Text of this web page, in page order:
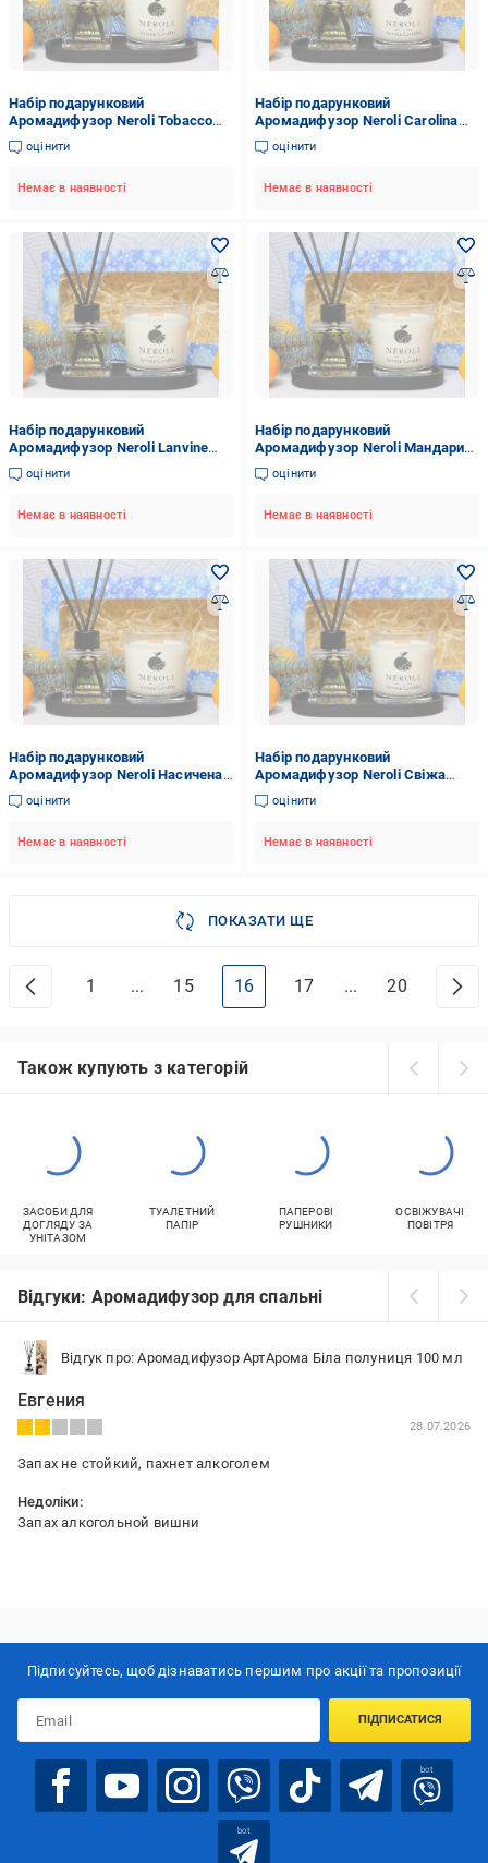
Набір подарунковий
Аромадифузор Neroli Tobacco
Vanille 100 мл/соєва
аромасвічка Бібліотека 200 мл/
оцінити
Немає в наявності
Набір подарунковий
Аромадифузор Neroli Carolina
Herera Good Girl 100 мл/соєва
аромасвічка Бібліотека 200 мл/
оцінити
Немає в наявності
Набір подарунковий
Аромадифузор Neroli Lanvine
Eclat d'Arpege Pour Homme 100
мл/соєва аромасвічка
гіпсова Чорний
оцінити
Немає в наявності
Набір подарунковий
Аромадифузор Neroli Мандарин
100 мл/соєва аромасвічка
Бібліотека 200 мл/підставка
оцінити
Немає в наявності
Набір подарунковий
Аромадифузор Neroli Насичена
Диня 100 мл/соєва аромасвічка
Банановий хліб 200 мл/
оцінити
Немає в наявності
Набір подарунковий
Аромадифузор Neroli Свіжа
Випічка 100 мл/соєва
аромасвічка Банановий хліб 200
оцінити
Немає в наявності
ПОКАЗАТИ ЩЕ
1 ... 15 16 17 ... 20
Також купують з категорій
ЗАСОБИ ДЛЯ
ДОГЛЯДУ ЗА
УНІТАЗОМ
ТУАЛЕТНИЙ
ПАПІР
ПАПЕРОВІ
РУШНИКИ
ОСВІЖУВАЧІ
ПОВІТРЯ
Відгуки: Аромадифузор для спальні
Відгук про: Аромадифузор АртАрома Біла полуниця 100 мл
Евгения
28.07.2026
Запах не стойкий, пахнет алкоголем
Недоліки:
Запах алкогольной вишни
Підписуйтесь, щоб дізнаватись першим про акції та пропозиції
ПІДПИСАТИСЯ
bot
bot